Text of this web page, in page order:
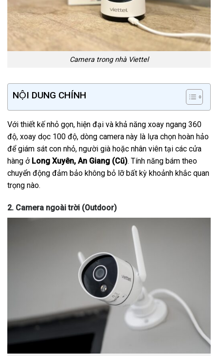
Camera trong nhà Viettel
NỘI DUNG CHÍNH
Với thiết kế nhỏ gọn, hiện đại và khả năng xoay ngang 360
độ, xoay dọc 100 độ, dòng camera này là lựa chọn hoàn hảo
để giám sát con nhỏ, người già hoặc nhân viên tại các cửa
hàng ở Long Xuyên, An Giang (Cũ). Tính năng bám theo
chuyển động đảm bảo không bỏ lỡ bất kỳ khoảnh khắc quan
trọng nào.
2. Camera ngoài trời (Outdoor)